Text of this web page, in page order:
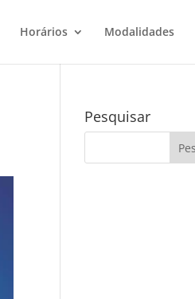
Horários Modalidades
Pesquisar